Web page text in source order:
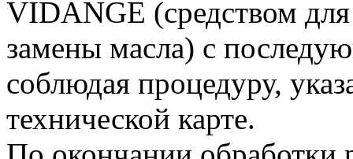
VIDANGE (средством
замены масла) с
соблюдая процедуру,
технической карте.